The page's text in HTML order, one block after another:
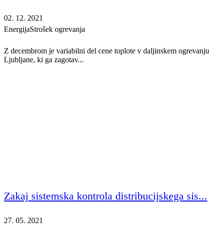
02. 12. 2021
EnergijaStrošek ogrevanja
Z decembrom je variabilni del cene toplote v daljinskem ogrevanju
Ljubljane, ki ga zagotav...
Zakaj sistemska kontrola distribucijskega sis...
27. 05. 2021